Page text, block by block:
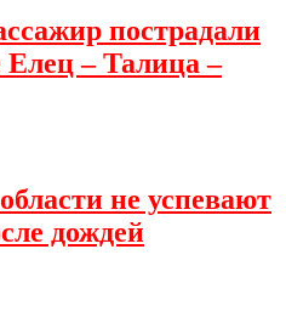
пострадали
Елец – Талица –
не успевают
дождей